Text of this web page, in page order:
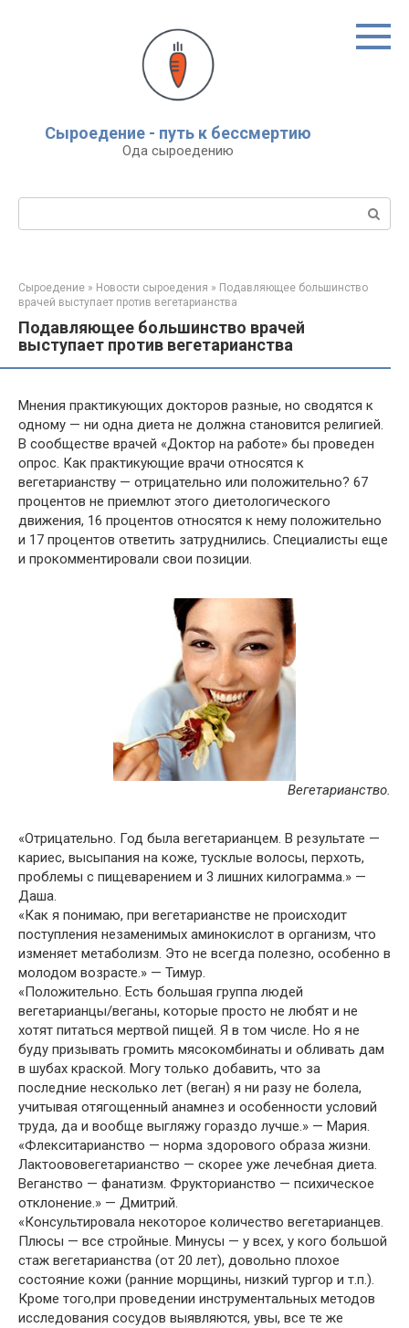
Сыроедение - путь к бессмертию
Ода сыроедению
Поиск:
Сыроедение » Новости сыроедения » Подавляющее большинство
врачей выступает против вегетарианства
Подавляющее большинство врачей
выступает против вегетарианства
Мнения практикующих докторов разные, но сводятся к
одному — ни одна диета не должна становится религией.
В сообществе врачей «Доктор на работе» бы проведен
опрос. Как практикующие врачи относятся к
вегетарианству — отрицательно или положительно? 67
процентов не приемлют этого диетологического
движения, 16 процентов относятся к нему положительно
и 17 процентов ответить затруднились. Специалисты еще
и прокомментировали свои позиции.
Вегетарианство.
«Отрицательно. Год была вегетарианцем. В результате —
кариес, высыпания на коже, тусклые волосы, перхоть,
проблемы с пищеварением и 3 лишних килограмма.» —
Даша.
«Как я понимаю, при вегетарианстве не происходит
поступления незаменимых аминокислот в организм, что
изменяет метаболизм. Это не всегда полезно, особенно в
молодом возрасте.» — Тимур.
«Положительно. Есть большая группа людей
вегетарианцы/веганы, которые просто не любят и не
хотят питаться мертвой пищей. Я в том числе. Но я не
буду призывать громить мясокомбинаты и обливать дам
в шубах краской. Могу только добавить, что за
последние несколько лет (веган) я ни разу не болела,
учитывая отягощенный анамнез и особенности условий
труда, да и вообще выгляжу гораздо лучше.» — Мария.
«Флекситарианство — норма здорового образа жизни.
Лактоововегетарианство — скорее уже лечебная диета.
Веганство — фанатизм. Фрукторианство — психическое
отклонение.» — Дмитрий.
«Консультировала некоторое количество вегетарианцев.
Плюсы — все стройные. Минусы — у всех, у кого большой
стаж вегетарианства (от 20 лет), довольно плохое
состояние кожи (ранние морщины, низкий тургор и т.п.).
Кроме того,при проведении инструментальных методов
исследования сосудов выявляются, увы, все те же